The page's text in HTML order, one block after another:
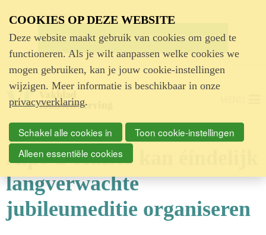
Advertentie
Alpe d’HuZes kan éíndelijk
langverwachte
jubileumeditie organiseren
COOKIES OP DEZE WEBSITE
Deze website maakt gebruik van cookies om goed te
functioneren. Als je wilt aanpassen welke cookies we
mogen gebruiken, kan je jouw cookie-instellingen
wijzigen. Meer informatie is beschikbaar in onze
privacyverklaring.
Schakel alle cookies in
Toon cookie-instellingen
Alleen essentiële cookies